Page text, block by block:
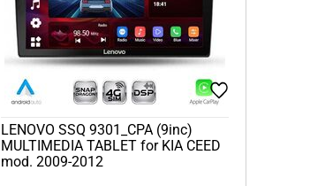
LENOVO SSQ 9301_CPA (9inc)
MULTIMEDIA TABLET for KIA CEED
mod. 2009-2012